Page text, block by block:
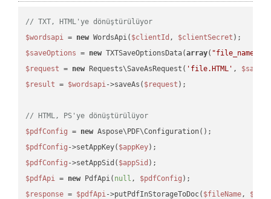
// TXT, HTML'ye dönüştürülüyor
$wordsapi = new WordsApi( $clientId , $clientSecret
$saveOptions = new TXTSaveOptionsData(array( "file_name"
$request = new Requests\SaveAsRequest( 'file.HTML' ,
$result = $wordsapi->saveAs( $request );
// HTML, PS'ye dönüştürülüyor
$pdfConfig = new
$pdfConfig ->setAppKey( $appKey
$pdfConfig ->setAppSid( $appSid
$pdfApi = new PdfApi( null , $pdfConfig
$response = $pdfApi->putPdfInStorageToDoc( $fileName,